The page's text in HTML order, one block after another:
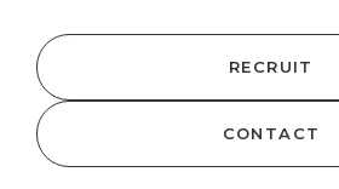
RECRUIT
CONTACT